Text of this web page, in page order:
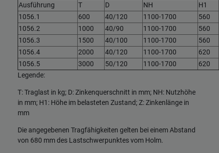
Ausführung T D NH
H1
1056.1
600 40/120 1100-1700
560
1056.2
1000 40/90 1100-1700
560
1056.3
1500 40/100 1100-1700
560
1056.4
2000 40/120 1100-1700
620
1056.5
3000 50/120 1100-1700
620
Legende:
T: Traglast in kg; D: Zinkenquerschnitt in mm; NH: Nutzhöhe
in mm; H1: Höhe im belasteten Zustand; Z: Zinkenlänge in
mm
Die angegebenen Tragfähigkeiten gelten bei einem Abstand
von 680 mm des Lastschwerpunktes vom Holm.